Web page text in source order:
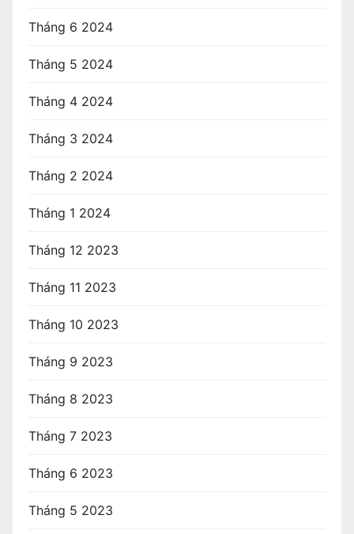
Tháng 6 2024
Tháng 5 2024
Tháng 4 2024
Tháng 3 2024
Tháng 2 2024
Tháng 1 2024
Tháng 12 2023
Tháng 11 2023
Tháng 10 2023
Tháng 9 2023
Tháng 8 2023
Tháng 7 2023
Tháng 6 2023
Tháng 5 2023